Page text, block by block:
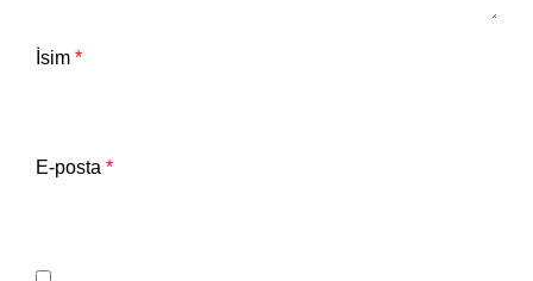
İsim *
E-posta *